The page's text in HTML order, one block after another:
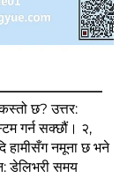
छ? उत्तर:
गर्न सक्छौं। २,
हामीसँग नमूना छ भने
डेलिभरी समय